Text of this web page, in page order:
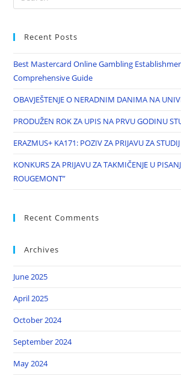
Recent Posts
Best Mastercard Online Gambling
Comprehensive Guide
OBAVJEŠTENJE O NERADNIM DANIMA NA
PRODUŽEN ROK ZA UPIS NA PRVU GODINU
ERAZMUS+ KA171: POZIV ZA PRIJAVU ZA
KONKURS ZA PRIJAVU ZA TAKMIČENJE U
ROUGEMONT”
Recent Comments
Archives
June 2025
April 2025
October 2024
September 2024
May 2024